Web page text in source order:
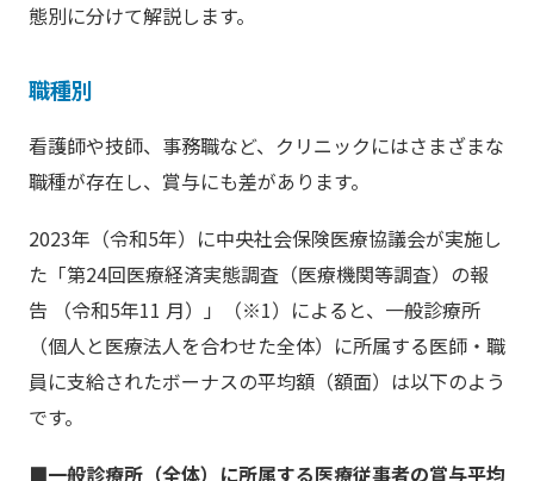
態別に分けて解説します。
職種別
看護師や技師、事務職など、クリニックにはさまざまな
職種が存在し、賞与にも差があります。
2023年（令和5年）に中央社会保険医療協議会が実施し
た「第24回医療経済実態調査（医療機関等調査）の報
告 （令和5年11 月）」（※1）によると、一般診療所
（個人と医療法人を合わせた全体）に所属する医師・職
員に支給されたボーナスの平均額（額面）は以下のよう
です。
■一般診療所（全体）に所属する医療従事者の賞与平均